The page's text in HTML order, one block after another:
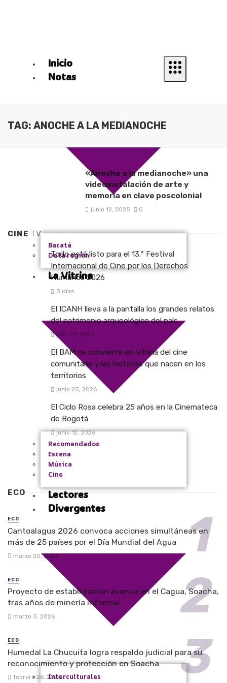
Inicio
Notas
Bacatá
De la región
La Vitrina
Recomendados
Escena
Música
Cine
Lectores
Divergentes
Interculturales
TAG: ANOCHE A LA MEDIANOCHE
«Anoche a la medianoche» una
videoinstalación de arte y
memoria en clave poscolonial
junio 12, 2025 0
CINETV
Todo está listo para el 13.º Festival
Internacional de Cine por los Derechos
Humanos 2026
3 días
El ICANH lleva a la pantalla los grandes relatos
del patrimonio arqueológico del país
julio 29, 2026
El BAM se convierte en vitrina del cine
comunitario y las historias que nacen en los
territorios
junio 25, 2026
El Ciclo Rosa celebra 25 años en la Cinemateca
de Bogotá
junio 12, 2026
ECO
ECO
Cantoalagua 2026 convoca acciones simultáneas en
más de 25 países por el Día Mundial del Agua
marzo 20, 2026
ECO
Proyecto de estabilización avanza en el Cagua, Soacha,
tras años de minería informal
marzo 3, 2026
ECO
Humedal La Chucuita logra respaldo judicial para su
reconocimiento y protección en Soacha
febrero 26, 2026